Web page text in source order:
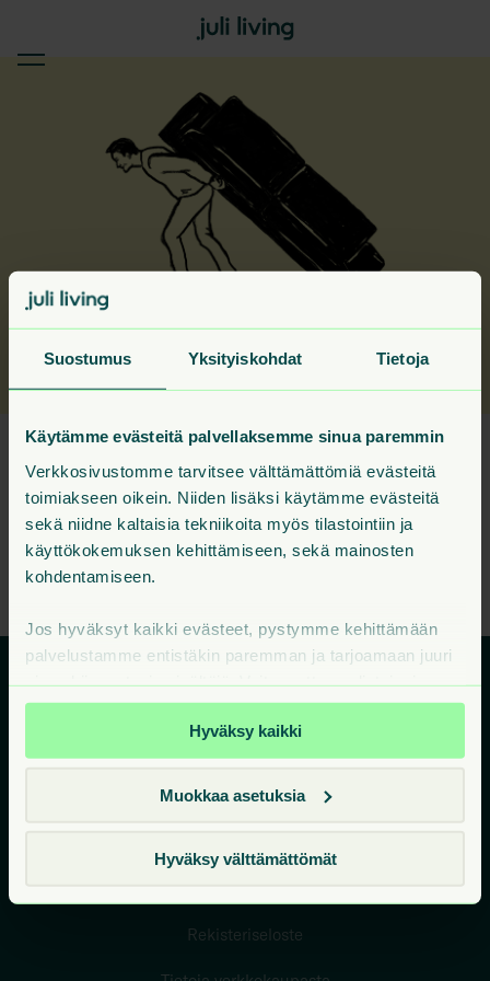
Suostumus Yksityiskohdat Tietoja
Käytämme evästeitä palvellaksemme sinua paremmin
Verkkosivustomme tarvitsee välttämättömiä evästeitä
toimiakseen oikein. Niiden lisäksi käytämme evästeitä
sekä niidne kaltaisia tekniikoita myös tilastointiin ja
käyttökokemuksen kehittämiseen, sekä mainosten
kohdentamiseen.
Jos hyväksyt kaikki evästeet, pystymme kehittämään
palvelustamme entistäkin paremman ja tarjoamaan juuri
milloin tahansa sivuston alareunan Evästeet-linkistä.
Hyväksy kaikki
Muokkaa asetuksia
Hyväksy välttämättömät
Etsimäsi sivu on muuttanut
Etsimääsi sivua ei löydy. Ei hätää – meillä on monta
muuta mielenkiintoista sivua tarjolla.
Takaisin etusivulle
Vuokrattavat asunnot
Usein kysyttyä
Ota yhteyttä
Rekisteriseloste